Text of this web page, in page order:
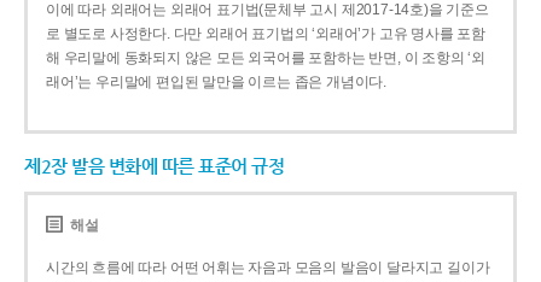
이에 따라 외래어는 외래어 표기법(문체부 고시 제2017-14호)을 기준으
로 별도로 사정한다. 다만 외래어 표기법의 ‘외래어’가 고유 명사를 포함
해 우리말에 동화되지 않은 모든 외국어를 포함하는 반면, 이 조항의 ‘외
래어’는 우리말에 편입된 말만을 이르는 좁은 개념이다.
제2장 발음 변화에 따른 표준어 규정
해설
시간의 흐름에 따라 어떤 어휘는 자음과 모음의 발음이 달라지고 길이가